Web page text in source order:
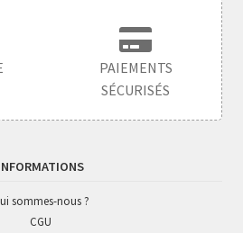
PAIEMENTS
SÉCURISÉS
sommes-nous ?
CGU